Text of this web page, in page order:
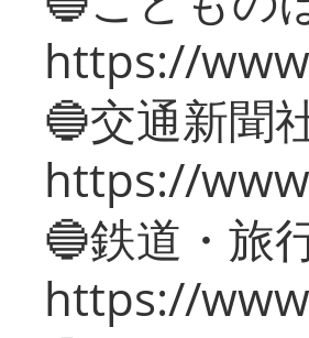
https://
🔵交通新聞
https://
🔵鉄道・旅
https://